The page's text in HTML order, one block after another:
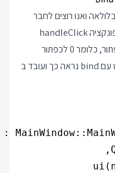
ואנו רוצים לחבר
אותם כך שלחיצה על כל כפתור תגיע לפונקציה handleClick
ותעביר לפונקציה את האינדקס של הכפתור, כלומר 0 לכפתור
הראשון, 1 לשני ו-2 לשלישי. פתרון פשוט עם bind נראה כך ועובד ב